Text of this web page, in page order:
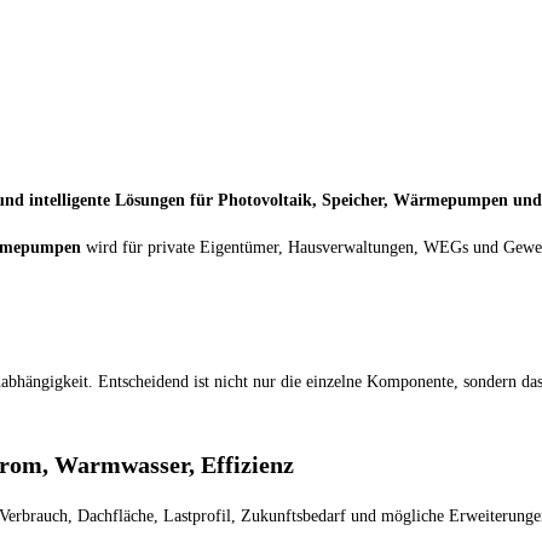
intelligente Lösungen für Photovoltaik, Speicher, Wärmepumpen
wird für private Eigentümer, Hausverwaltungen, WEGs und
Entscheidend ist nicht nur die einzelne Komponente, sondern
Warmwasser, Effizienz
Dachfläche, Lastprofil, Zukunftsbedarf und mögliche